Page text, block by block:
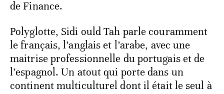
de Finance.
Polyglotte, Sidi ould Tah parle couramment
le français, l’anglais et l’arabe, avec une
maitrise professionnelle du portugais et de
l’espagnol. Un atout qui porte dans un
continent multiculturel dont il était le seul à